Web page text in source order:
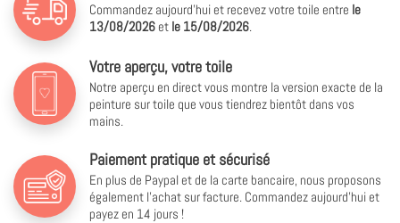
Commandez aujourd'hui et recevez votre toile entre le
13/08/2026 et le 15/08/2026.
Votre aperçu, votre toile
Notre aperçu en direct vous montre la version exacte de la
peinture sur toile que vous tiendrez bientôt dans vos
mains.
Paiement pratique et sécurisé
En plus de Paypal et de la carte bancaire, nous proposons
également l'achat sur facture. Commandez aujourd'hui et
payez en 14 jours !